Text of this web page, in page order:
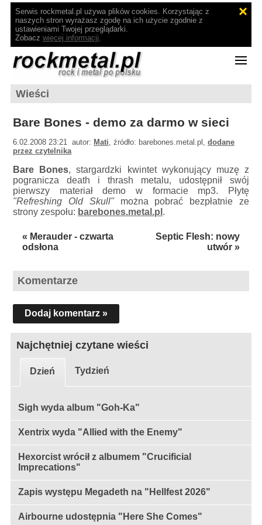
Serwis rockmetal.pl używa plików cookies. Korzystając z
naszych stron wyrażasz zgodę na ich użycie zgodnie z
ustawieniami Twojej przeglądarki.
Zobacz więcej informacji.
Wieści
Bare Bones - demo za darmo w sieci
6.02.2008 23:21 autor: Mati, źródło: barebones.metal.pl,dodane
przez czytelnika
Bare Bones, stargardzki kwintet wykonujący muzę z
pogranicza death i thrash metalu, udostępnił swój
pierwszy materiał demo w formacie mp3. Płytę
"Refreshing Old Skull"można pobrać bezpłatnie ze
strony zespołu: barebones.metal.pl .
« Merauder - czwarta
odsłona
Septic Flesh: nowy
utwór »
Komentarze
Dodaj komentarz »
Najchętniej czytane wieści
Dzień Tydzień
Sigh wyda album "Goh-Ka"
Xentrix wyda "Allied with the Enemy"
Hexorcist wrócił z albumem "Crucificial
Imprecations"
Zapis występu Megadeth na "Hellfest 2026"
Airbourne udostępnia "Here She Comes"